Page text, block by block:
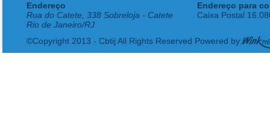
Endereço
Rua do Catete, 338 Sobreloja - Catete
Rio de Janeiro/RJ
Endereço para
Caixa Postal
©Copyright 2013 - Cbtij All Rights Reserved Powered by: